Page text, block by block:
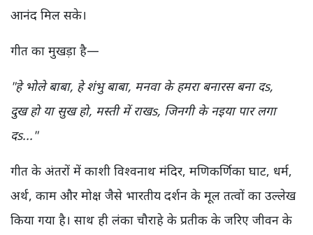
आनंद मिल सके।
गीत का मुखड़ा है—
"हे भोले बाबा, हे शंभु बाबा, मनवा के हमरा बनारस बना दs,
दुख हो या सुख हो, मस्ती में राखs, जिनगी के नइया पार लगा
दs..."
गीत के अंतरों में काशी विश्वनाथ मंदिर, मणिकर्णिका घाट, धर्म,
अर्थ, काम और मोक्ष जैसे भारतीय दर्शन के मूल तत्वों का उल्लेख
किया गया है। साथ ही लंका चौराहे के प्रतीक के जरिए जीवन के